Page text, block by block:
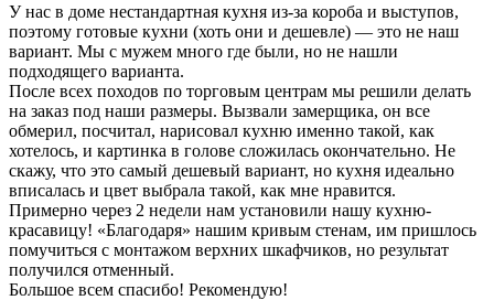
У нас в доме нестандартная кухня из-за короба и выступов,
поэтому готовые кухни (хоть они и дешевле) — это не наш
вариант. Мы с мужем много где были, но не нашли
подходящего варианта.
После всех походов по торговым центрам мы решили делать
на заказ под наши размеры. Вызвали замерщика, он все
обмерил, посчитал, нарисовал кухню именно такой, как
хотелось, и картинка в голове сложилась окончательно. Не
скажу, что это самый дешевый вариант, но кухня идеально
вписалась и цвет выбрала такой, как мне нравится.
Примерно через 2 недели нам установили нашу кухню-
красавицу! «Благодаря» нашим кривым стенам, им пришлось
помучиться с монтажом верхних шкафчиков, но результат
получился отменный.
Большое всем спасибо! Рекомендую!